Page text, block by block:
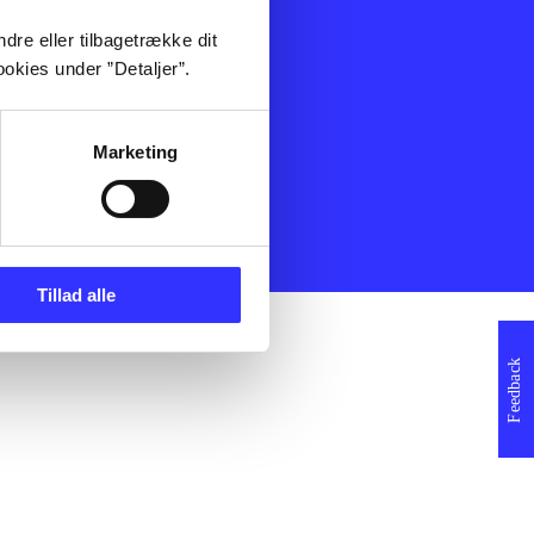
eller tilbagetrække dit
under ”Detaljer”.
Marketing
Tillad alle
Feedback
Film
Musik